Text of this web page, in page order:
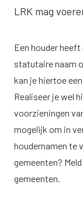
LRK mag
Een houder heeft
statutaire naam
kan je hiertoe
Realiseer je wel
voorzieningen
mogelijk om in
houdernamen te
gemeenten?
gemeenten.